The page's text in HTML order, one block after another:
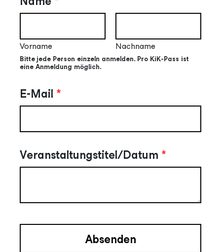
Vorname Nachname
Bitte jede Person einzeln anmelden. Pro KiK-Pass ist
eine Anmeldung möglich.
E-Mail *
Veranstaltungstitel/Datum *
Absenden